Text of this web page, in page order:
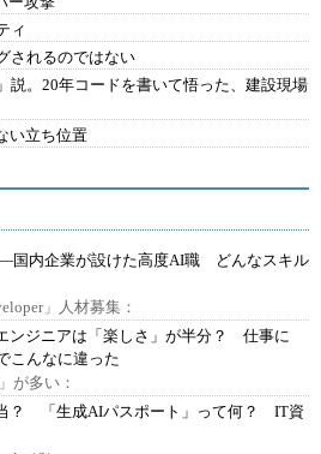
ィ
されるのではない
説。20年コードを書いて悟った、建設現場
い立ち位置
国内企業が設けた高度AI職 どんなスキル
」人材募集：
ンジニアは「楽しさ」が半分？ 仕事に
こんなに違った
が多い：
？ 「生成AIパスポート」って何？ IT資